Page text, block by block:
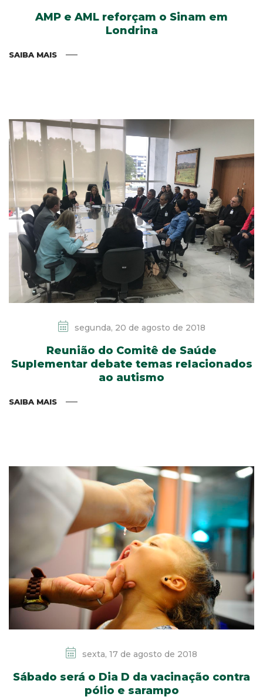
AMP e AML reforçam o Sinam em
Londrina
SAIBA MAIS
segunda, 20 de agosto de 2018
Reunião do Comitê de Saúde
Suplementar debate temas relacionados
ao autismo
SAIBA MAIS
sexta, 17 de agosto de 2018
Sábado será o Dia D da vacinação contra
pólio e sarampo